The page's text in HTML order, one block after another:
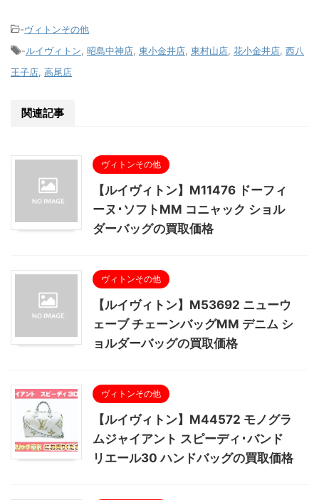
-ヴィトンその他
-ルイヴィトン 昭島中神店 東小金井店 東村山店 花小金井店 西八
王子店 高尾店
関連記事
ヴィトンその他
【ルイヴィトン】M11476 ドーフィ
ーヌ･ソフトMM コニャック ショル
ダーバッグの買取価格
ヴィトンその他
【ルイヴィトン】M53692 ニューウ
ェーブ チェーンバッグMM デニム シ
ョルダーバッグの買取価格
ヴィトンその他
【ルイヴィトン】M44572 モノグラ
ムジャイアント スピーディ･バンド
リエール30 ハンドバッグの買取価格